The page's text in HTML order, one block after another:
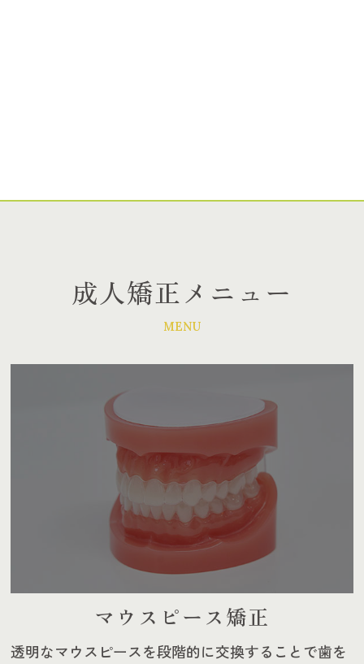
成人矯正メニュー
MENU
マウスピース矯正
透明なマウスピースを段階的に交換することで歯を